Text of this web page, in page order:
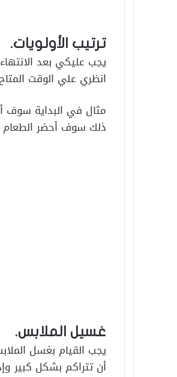
ترتيب الأولويات.
يجب عليكي بعد
انظري علي الوقت
مثال في البداية سوف
ذلك سوف أحضر
غسيل الملابس.
يجب القيام بغسل
أن تتراكم بشكل كبير